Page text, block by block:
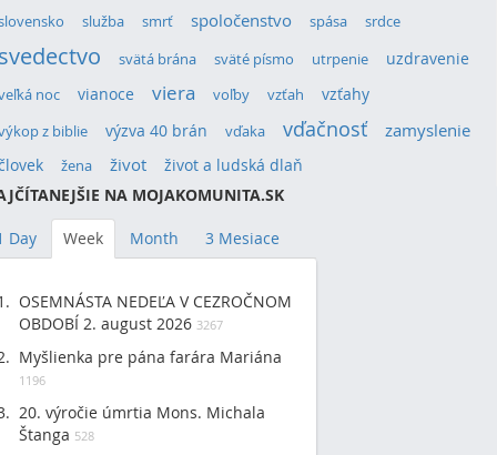
služba smrť spoločenstvo spása srdce
svätá brána sväté písmo utrpenie uzdravenie
noc vianoce viera voľby vzťah vzťahy
z biblie výzva 40 brán vďaka vďačnosť
zamyslenie
žena život
život a ludská dlaň
NA MOJAKOMUNITA.SK
Day Week Month 3 Mesiace
OSEMNÁSTA NEDEĽA V CEZROČNOM
OBDOBÍ 2. august 2026 3267
Myšlienka pre pána farára Mariána
1196
20. výročie úmrtia Mons. Michala
Štanga 528